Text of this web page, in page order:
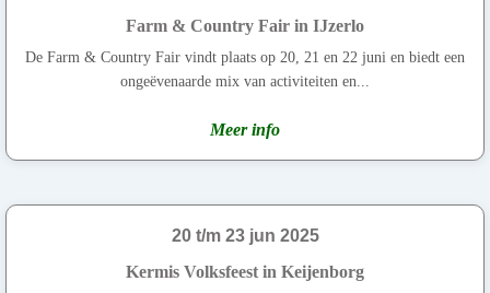
Farm & Country Fair in IJzerlo
De Farm & Country Fair vindt plaats op 20, 21 en 22 juni en biedt een
ongeëvenaarde mix van activiteiten en...
Meer info
20 t/m 23 jun 2025
Kermis Volksfeest in Keijenborg